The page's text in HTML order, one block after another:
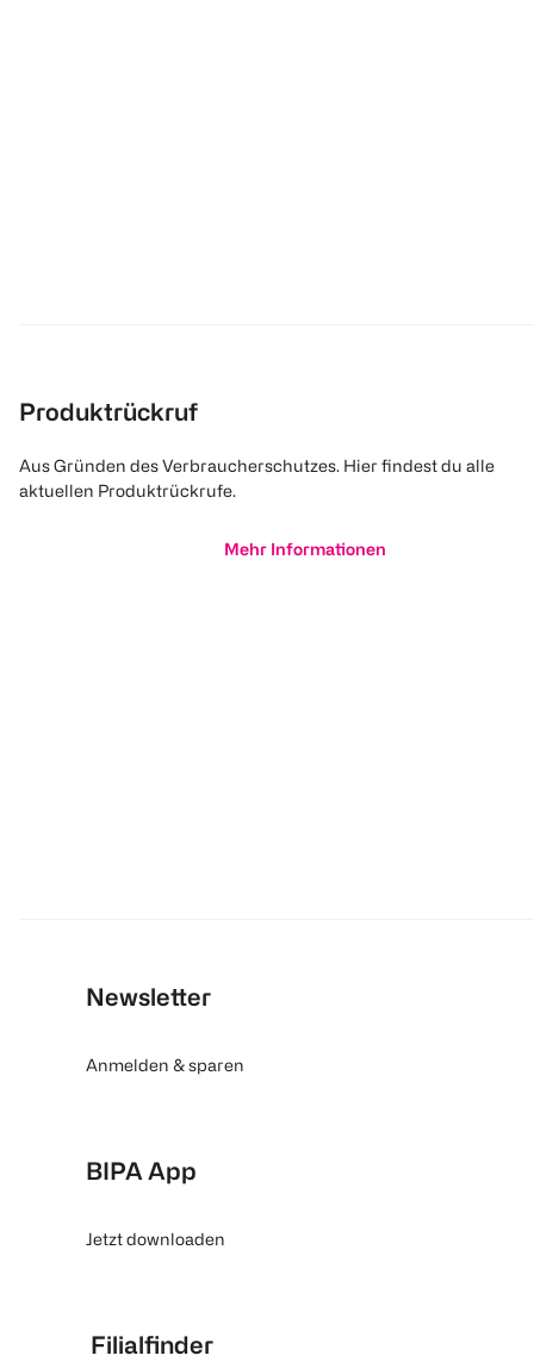
Produktrückruf
Aus Gründen des Verbraucherschutzes. Hier findest du alle
aktuellen Produktrückrufe.
Mehr Informationen
Newsletter
Anmelden & sparen
BIPA App
Jetzt downloaden
Filialfinder